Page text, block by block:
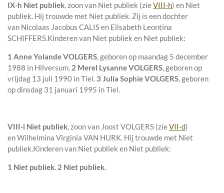
IX-h Niet publiek, zoon van Niet publiek (zieVIII-h) en Niet
publiek. Hij trouwde met Niet publiek. Zij is een dochter
van Nicolaas Jacobus CALIS en Elisabeth Leontina
SCHIFFERS.Kinderen van Niet publiek en Niet publiek:
1 Anne Yolande VOLGERS, geboren op maandag 5 december
1988 in Hilversum. 2 Merel Lysanne VOLGERS, geboren op
vrijdag 13 juli 1990 inTiel. 3 Julia Sophie VOLGERS, geboren
op dinsdag 31 januari 1995 inTiel.
VIII-i Niet publiek, zoon van Joost VOLGERS (zieVII-d)
enWilhelmina Virginia VAN HURK. Hij trouwde met Niet
publiek.Kinderen van Niet publiek en Niet publiek:
1 Niet publiek. 2 Niet publiek.